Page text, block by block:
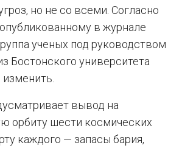
но не со всеми. Согласно
в журнале
ученых под руководством
Бостонского университета
вывод на
орбиту шести космических
каждого — запасы бария,